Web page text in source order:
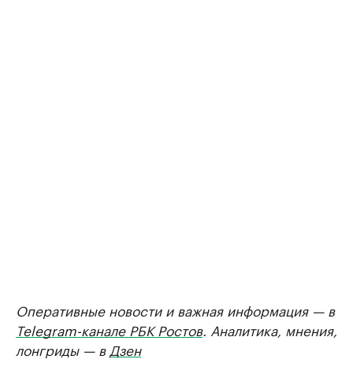
Оперативные новости и важная информация — в
Telegram-канале РБК Ростов. Аналитика, мнения,
лонгриды — в Дзен